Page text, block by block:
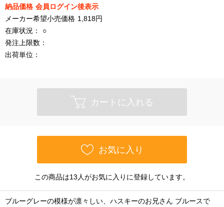
納品価格 会員ログイン後表示
メーカー希望小売価格 1,818円
在庫状況：
○
発注上限数：
出荷単位：
カートに入れる
お気に入り
この商品は13人がお気に入りに登録しています。
ブルーグレーの模様が凛々しい、ハスキーのお兄さん ブルースで